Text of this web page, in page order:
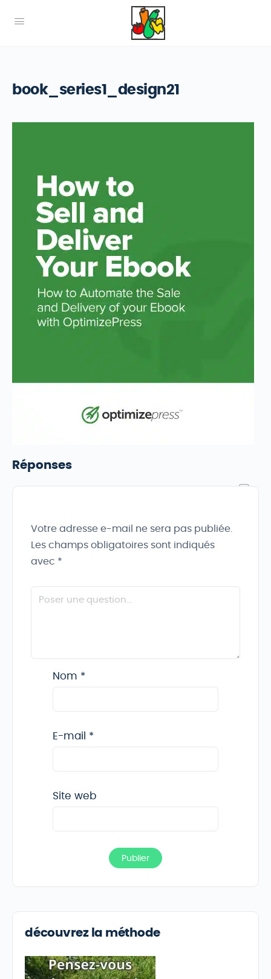
book_series1_design21
Réponses
Votre adresse e-mail ne sera pas publiée.
Les champs obligatoires sont indiqués
avec *
Nom *
E-mail *
Site web
découvrez la méthode